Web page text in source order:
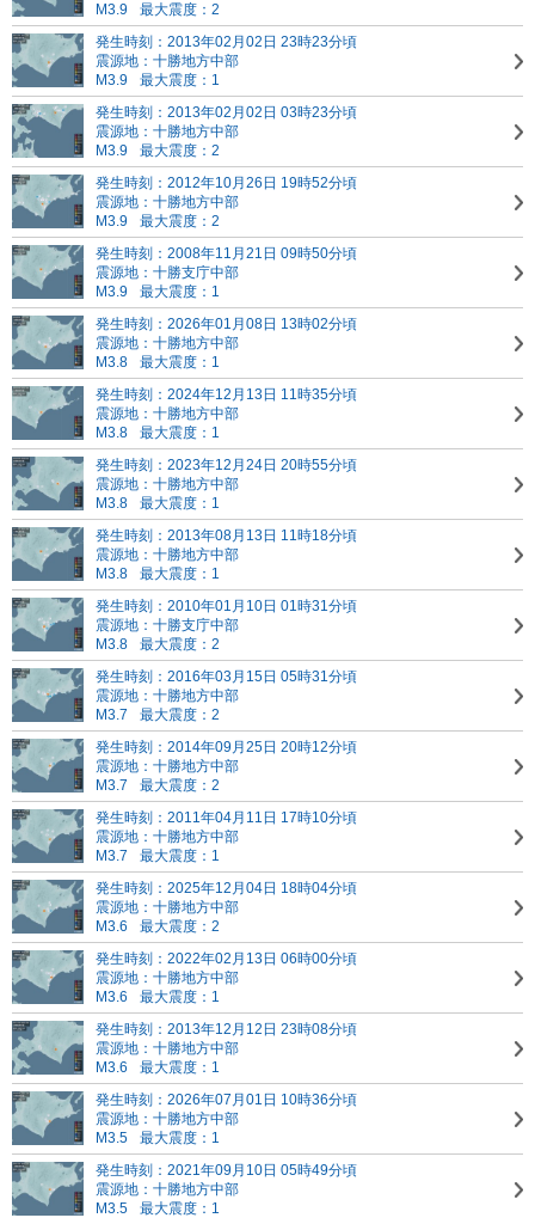
M3.9
最大震度：2
発生時刻：2013年02月02日 23時23分頃
震源地：十勝地方中部
M3.9
最大震度：1
発生時刻：2013年02月02日 03時23分頃
震源地：十勝地方中部
M3.9
最大震度：2
発生時刻：2012年10月26日 19時52分頃
震源地：十勝地方中部
M3.9
最大震度：2
発生時刻：2008年11月21日 09時50分頃
震源地：十勝支庁中部
M3.9
最大震度：1
発生時刻：2026年01月08日 13時02分頃
震源地：十勝地方中部
M3.8
最大震度：1
発生時刻：2024年12月13日 11時35分頃
震源地：十勝地方中部
M3.8
最大震度：1
発生時刻：2023年12月24日 20時55分頃
震源地：十勝地方中部
M3.8
最大震度：1
発生時刻：2013年08月13日 11時18分頃
震源地：十勝地方中部
M3.8
最大震度：1
発生時刻：2010年01月10日 01時31分頃
震源地：十勝支庁中部
M3.8
最大震度：2
発生時刻：2016年03月15日 05時31分頃
震源地：十勝地方中部
M3.7
最大震度：2
発生時刻：2014年09月25日 20時12分頃
震源地：十勝地方中部
M3.7
最大震度：2
発生時刻：2011年04月11日 17時10分頃
震源地：十勝地方中部
M3.7
最大震度：1
発生時刻：2025年12月04日 18時04分頃
震源地：十勝地方中部
M3.6
最大震度：2
発生時刻：2022年02月13日 06時00分頃
震源地：十勝地方中部
M3.6
最大震度：1
発生時刻：2013年12月12日 23時08分頃
震源地：十勝地方中部
M3.6
最大震度：1
発生時刻：2026年07月01日 10時36分頃
震源地：十勝地方中部
M3.5
最大震度：1
発生時刻：2021年09月10日 05時49分頃
震源地：十勝地方中部
M3.5
最大震度：1